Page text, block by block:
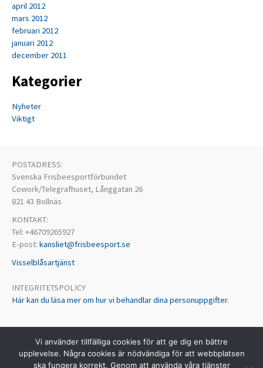
april 2012
mars 2012
februari 2012
januari 2012
december 2011
Kategorier
Nyheter
Viktigt
POSTADRESS:
Svenska Frisbeesportförbundet
Cowork/Telegrafhuset, Långgatan 26
821 43 Bollnäs
KONTAKT:
Tel: +46709265927
E-post: kansliet@frisbeesport.se
Visselblåsartjänst
INTEGRITETSPOLICY
Här kan du läsa mer om hur vi behandlar dina personuppgifter.
Vi använder tillfälliga cookies för att ge dig en bättre
upplevelse. Några cookies är nödvändiga för att webbplatsen
ska fungera korrekt. Genom att använda våra tjänster